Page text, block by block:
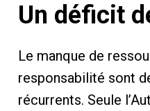
Un déficit
Le manque de
responsabilité sont
récurrents. Seule